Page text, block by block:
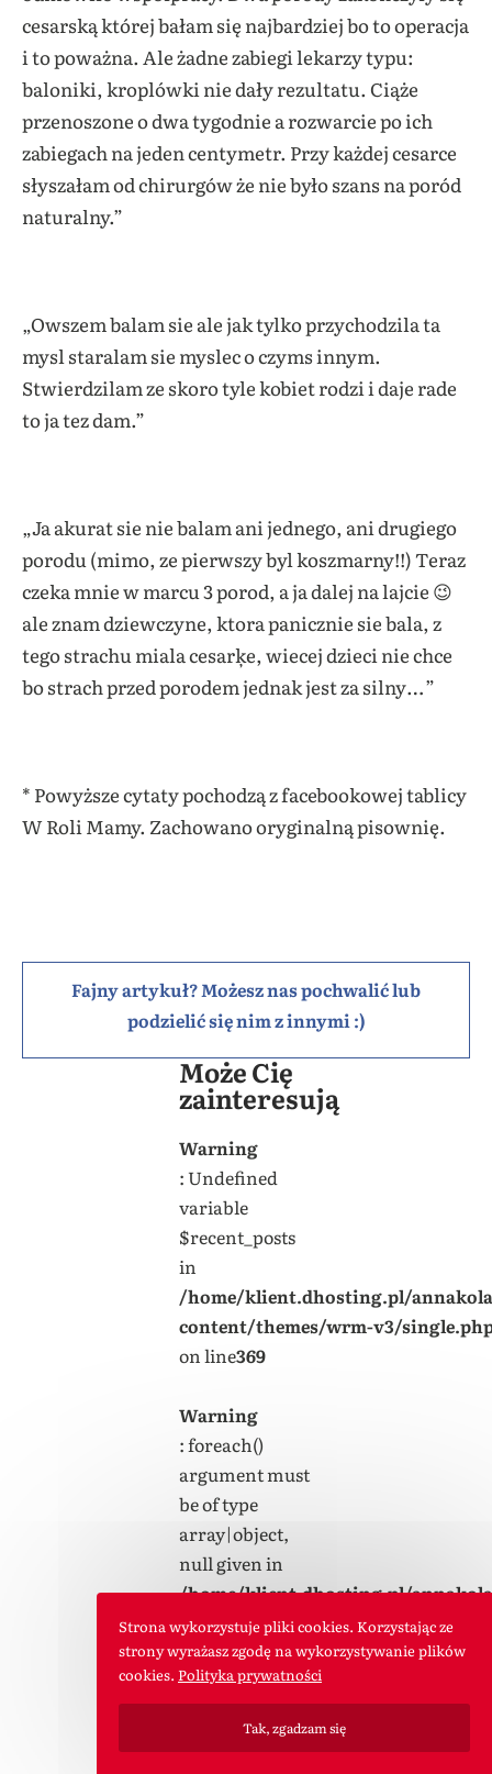
cesarską której bałam się najbardziej bo to operacja
i to poważna. Ale żadne zabiegi lekarzy typu:
baloniki, kroplówki nie dały rezultatu. Ciąże
przenoszone o dwa tygodnie a rozwarcie po ich
zabiegach na jeden centymetr. Przy każdej cesarce
słyszałam od chirurgów że nie było szans na poród
naturalny.”
„Owszem balam sie ale jak tylko przychodzila ta
mysl staralam sie myslec o czyms innym.
Stwierdzilam ze skoro tyle kobiet rodzi i daje rade
to ja tez dam.”
„Ja akurat sie nie balam ani jednego, ani drugiego
porodu (mimo, ze pierwszy byl koszmarny!!) Teraz
czeka mnie w marcu 3 porod, a ja dalej na lajcie 😉
ale znam dziewczyne, ktora panicznie sie bala, z
tego strachu miala cesarķe, wiecej dzieci nie chce
bo strach przed porodem jednak jest za silny…”
* Powyższe cytaty pochodzą z facebookowej tablicy
W Roli Mamy. Zachowano oryginalną pisownię.
Fajny artykuł? Możesz nas pochwalić lub
podzielić się nim z innymi :)
Może Cię
zainteresują
Warning
: Undefined
variable
$recent_posts
in
/home/klient.dhosting.pl/
content/themes/wrm-v3/
on line369
Warning
: foreach()
argument must
be of type
array|object,
null given in
/home/klient.dhosting.pl/
content/themes/wrm-v3/
on line369
Strona wykorzystuje pliki cookies. Korzystając ze
strony wyrażasz zgodę na wykorzystywanie plików
cookies. Polityka prywatności
Tak, zgadzam się